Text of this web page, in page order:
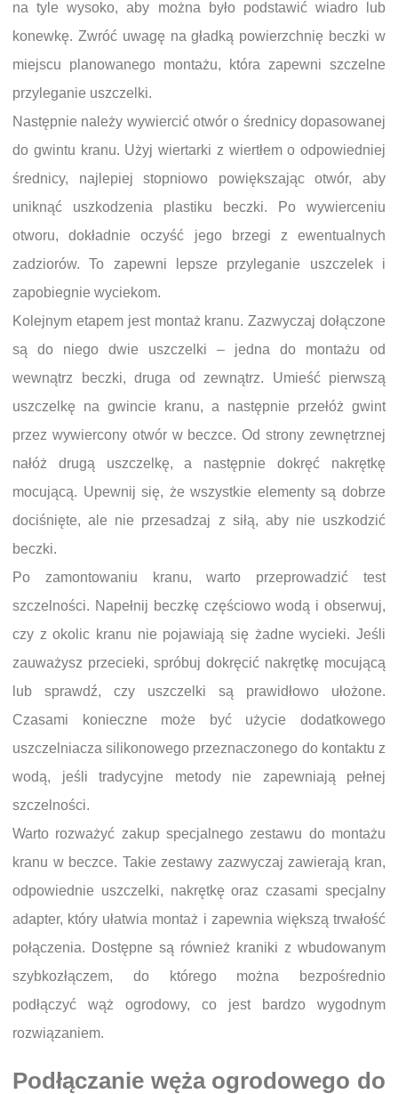
na tyle wysoko, aby można było podstawić wiadro lub
konewkę. Zwróć uwagę na gładką powierzchnię beczki w
miejscu planowanego montażu, która zapewni szczelne
przyleganie uszczelki.
Następnie należy wywiercić otwór o średnicy dopasowanej
do gwintu kranu. Użyj wiertarki z wiertłem o odpowiedniej
średnicy, najlepiej stopniowo powiększając otwór, aby
uniknąć uszkodzenia plastiku beczki. Po wywierceniu
otworu, dokładnie oczyść jego brzegi z ewentualnych
zadziorów. To zapewni lepsze przyleganie uszczelek i
zapobiegnie wyciekom.
Kolejnym etapem jest montaż kranu. Zazwyczaj dołączone
są do niego dwie uszczelki – jedna do montażu od
wewnątrz beczki, druga od zewnątrz. Umieść pierwszą
uszczelkę na gwincie kranu, a następnie przełóż gwint
przez wywiercony otwór w beczce. Od strony zewnętrznej
nałóż drugą uszczelkę, a następnie dokręć nakrętkę
mocującą. Upewnij się, że wszystkie elementy są dobrze
dociśnięte, ale nie przesadzaj z siłą, aby nie uszkodzić
beczki.
Po zamontowaniu kranu, warto przeprowadzić test
szczelności. Napełnij beczkę częściowo wodą i obserwuj,
czy z okolic kranu nie pojawiają się żadne wycieki. Jeśli
zauważysz przecieki, spróbuj dokręcić nakrętkę mocującą
lub sprawdź, czy uszczelki są prawidłowo ułożone.
Czasami konieczne może być użycie dodatkowego
uszczelniacza silikonowego przeznaczonego do kontaktu z
wodą, jeśli tradycyjne metody nie zapewniają pełnej
szczelności.
Warto rozważyć zakup specjalnego zestawu do montażu
kranu w beczce. Takie zestawy zazwyczaj zawierają kran,
odpowiednie uszczelki, nakrętkę oraz czasami specjalny
adapter, który ułatwia montaż i zapewnia większą trwałość
połączenia. Dostępne są również kraniki z wbudowanym
szybkozłączem, do którego można bezpośrednio
podłączyć wąż ogrodowy, co jest bardzo wygodnym
rozwiązaniem.
Podłączanie węża ogrodowego do